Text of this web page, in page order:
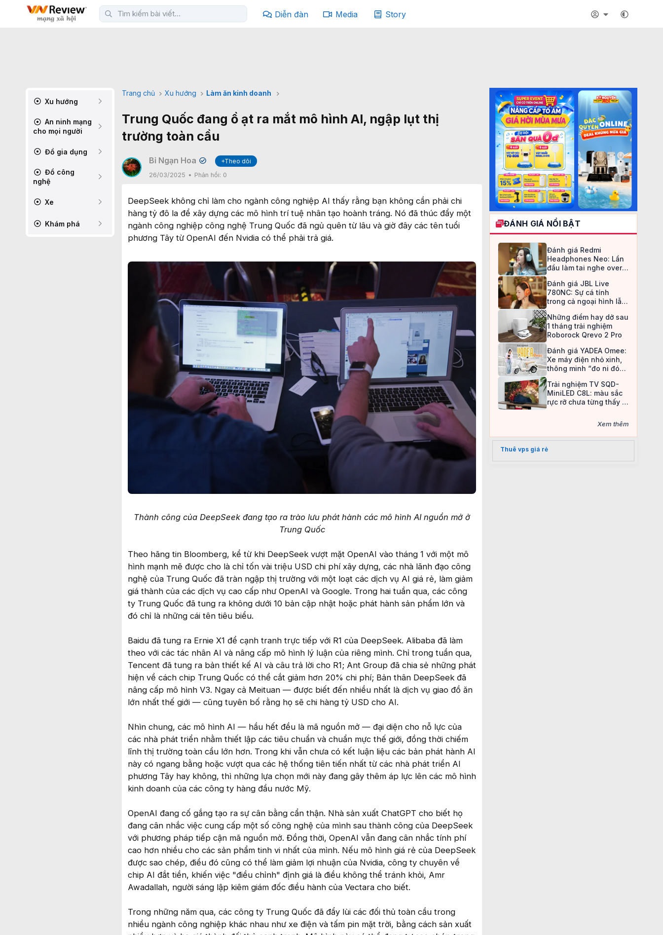
Diễn đàn Media Story
Xu hướng
An ninh mạng
cho mọi người
Đồ gia dụng
Đồ công
nghệ
Xe
Khám phá
Trang chủ Xu hướng Làm ăn kinh doanh
Trung Quốc đang ồ ạt ra mắt mô hình AI, ngập lụt thị
trường toàn cầu
Bỉ Ngạn Hoa ✔
+Theo dõi
26/03/2025
Phản hồi: 0
DeepSeek không chỉ làm cho ngành công nghiệp AI thấy rằng bạn không cần phải chi
hàng tỷ đô la để xây dựng các mô hình trí tuệ nhân tạo hoành tráng. Nó đã thúc đẩy một
ngành công nghiệp công nghệ Trung Quốc đã ngủ quên từ lâu và giờ đây các tên tuổi
phương Tây từ OpenAI đến Nvidia có thể phải trả giá.
Thành công của DeepSeek đang tạo ra trào lưu phát hành các mô hình AI nguồn mở ở
Trung Quốc
Theo hãng tin Bloomberg, kể từ khi DeepSeek vượt mặt OpenAI vào tháng 1 với một mô
hình mạnh mẽ được cho là chỉ tốn vài triệu USD chi phí xây dựng, các nhà lãnh đạo công
nghệ của Trung Quốc đã tràn ngập thị trường với một loạt các dịch vụ AI giá rẻ, làm giảm
giá thành của các dịch vụ cao cấp như OpenAI và Google. Trong hai tuần qua, các công
ty Trung Quốc đã tung ra không dưới 10 bản cập nhật hoặc phát hành sản phẩm lớn và
đó chỉ là những cái tên tiêu biểu.
Baidu đã tung ra Ernie X1 để cạnh tranh trực tiếp với R1 của DeepSeek. Alibaba đã làm
theo với các tác nhân AI và nâng cấp mô hình lý luận của riêng mình. Chỉ trong tuần qua,
Tencent đã tung ra bản thiết kế AI và câu trả lời cho R1; Ant Group đã chia sẻ những phát
hiện về cách chip Trung Quốc có thể cắt giảm hơn 20% chi phí; Bản thân DeepSeek đã
nâng cấp mô hình V3. Ngay cả Meituan — được biết đến nhiều nhất là dịch vụ giao đồ ăn
lớn nhất thế giới — cũng tuyên bố rằng họ sẽ chi hàng tỷ USD cho AI.
Nhìn chung, các mô hình AI — hầu hết đều là mã nguồn mở — đại diện cho nỗ lực của
các nhà phát triển nhằm thiết lập các tiêu chuẩn và chuẩn mực thế giới, đồng thời chiếm
lĩnh thị trường toàn cầu lớn hơn. Trong khi vẫn chưa có kết luận liệu các bản phát hành AI
này có ngang bằng hoặc vượt qua các hệ thống tiên tiến nhất từ các nhà phát triển AI
phương Tây hay không, thì những lựa chọn mới này đang gây thêm áp lực lên các mô hình
kinh doanh của các công ty hàng đầu nước Mỹ.
OpenAI đang cố gắng tạo ra sự cân bằng cẩn thận. Nhà sản xuất ChatGPT cho biết họ
đang cân nhắc việc cung cấp một số công nghệ của mình sau thành công của DeepSeek
với phương pháp tiếp cận mã nguồn mở. Đồng thời, OpenAI vẫn đang cân nhắc tính phí
cao hơn nhiều cho các sản phẩm tinh vi nhất của mình. Nếu mô hình giá rẻ của DeepSeek
được sao chép, điều đó cũng có thể làm giảm lợi nhuận của Nvidia, công ty chuyên về
chip AI đắt tiền, khiến việc "điều chỉnh" định giá là điều không thể tránh khỏi, Amr
Awadallah, người sáng lập kiêm giám đốc điều hành của Vectara cho biết.
Trong những năm qua, các công ty Trung Quốc đã đẩy lùi các đối thủ toàn cầu trong
nhiều ngành công nghiệp khác nhau như xe điện và tấm pin mặt trời, bằng cách sản xuất
ĐÁNH GIÁ NỔI BẬT
Đánh giá Redmi
Headphones Neo: Lần
đầu làm tai nghe over-
an toàn
Đánh giá JBL Live
780NC: Sự cá tính
trong cả ngoại hình lẫn
Những điểm hay dở sau
1 tháng trải nghiệm
Roborock Qrevo 2 Pro
Đánh giá YADEA Omee:
Xe máy điện nhỏ xinh,
thông minh “đo ni đóng
Trải nghiệm TV SQD-
MiniLED C8L: màu sắc
rực rỡ chưa từng thấy ở
Xem thêm
Thuê vps giá rẻ